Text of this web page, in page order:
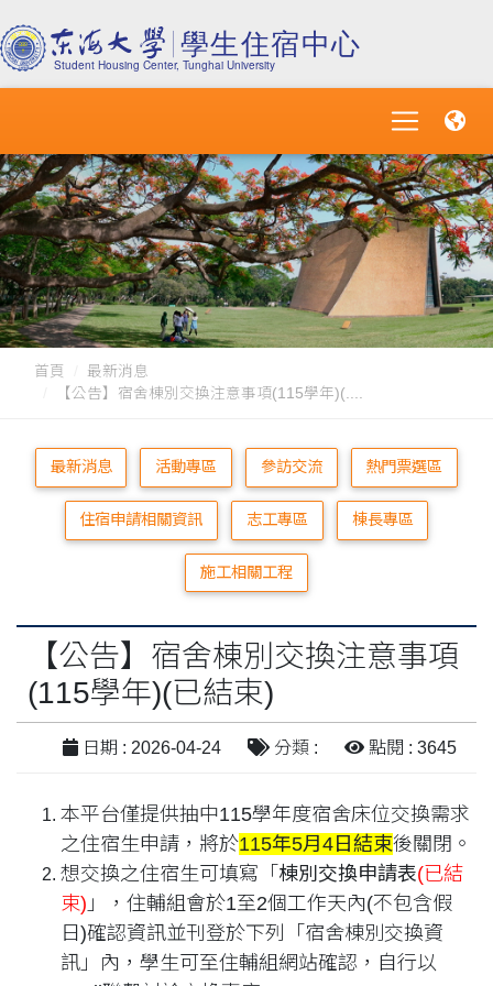
首頁
最新消息
【公告】宿舍棟別交換注意事項(115學年)(....
最新消息 活動專區 參訪交流 熱門票選區
住宿申請相關資訊 志工專區 棟長專區
施工相關工程
【公告】宿舍棟別交換注意事項
(115學年)(已結束)
日期 : 2026-04-24 分類 : 點閱 : 3645
本平台僅提供抽中115學年度宿舍床位交換需求
之住宿生申請，將於115年5月4日結束後關閉。
想交換之住宿生可填寫「 棟別交換申請表(已結
束) 」，住輔組會於1至2個工作天內(不包含假
日)確認資訊並刊登於下列「宿舍棟別交換資
訊」內，學生可至住輔組網站確認，自行以